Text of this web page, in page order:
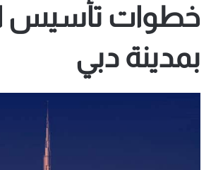
خطوات تأسيس
بمدينة دبي